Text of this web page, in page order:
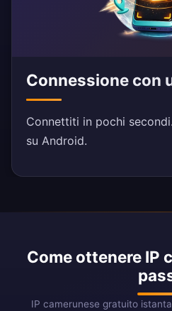
Connessione con
Connettiti in pochi
su Android.
Come ottenere IP
IP camerunese gratuito